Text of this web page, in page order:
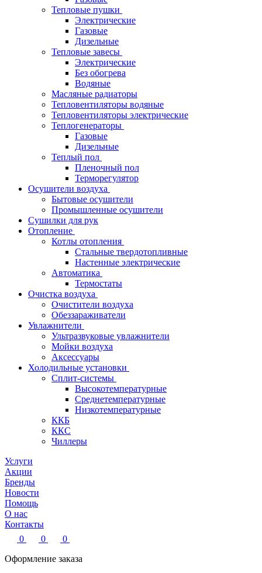
Тепловые пушки
Электрические
Газовые
Дизельные
Тепловые завесы
Электрические
Без обогрева
Водяные
Масляные радиаторы
Тепловентиляторы водяные
Тепловентиляторы электрические
Теплогенераторы
Газовые
Дизельные
Теплый пол
Пленочный пол
Терморегулятор
Осушители воздуха
Бытовые осушители
Промышленные осушители
Сушилки для рук
Отопление
Котлы отопления
Стальные твердотопливные
Настенные электрические
Автоматика
Термостаты
Очистка воздуха
Очистители воздуха
Обеззараживатели
Увлажнители
Ультразвуковые увлажнители
Мойки воздуха
Аксессуары
Холодильные установки
Сплит-системы
Высокотемпературные
Среднетемпературные
Низкотемпературные
ККБ
ККС
Чиллеры
Услуги
Акции
Бренды
Новости
Помощь
О нас
Контакты
0
0
0
Оформление заказа